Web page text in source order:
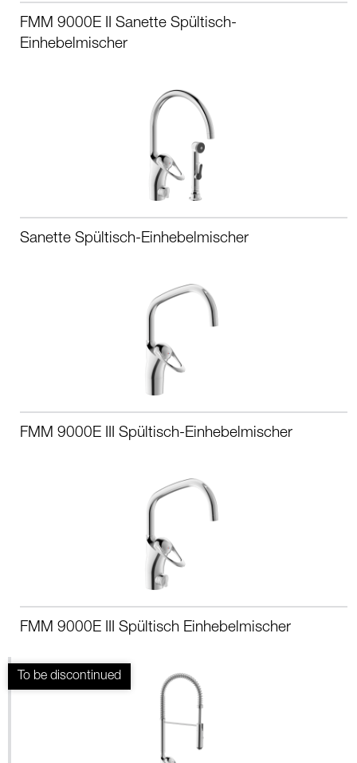
FMM 9000E II Sanette Spültisch-
Einhebelmischer
Sanette Spültisch-Einhebelmischer
FMM 9000E III Spültisch-Einhebelmischer
FMM 9000E III Spültisch Einhebelmischer